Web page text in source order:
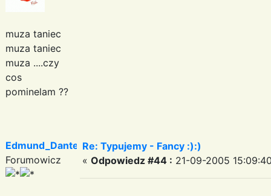
muza taniec
muza taniec
muza ....czy
cos
pominelam ??
Edmund_Dantes
Forumowicz
Re: Typujemy - Fancy :):)
« Odpowiedz #44 : 21-09-2005